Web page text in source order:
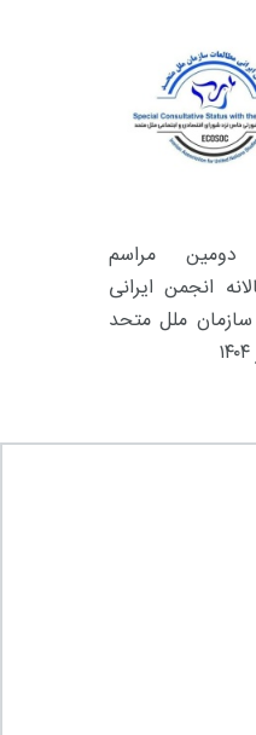
دومین مراسم
انجمن ایرانی
ملل متحد